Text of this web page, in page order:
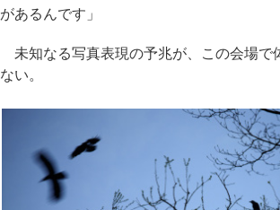
があるんです」
未知なる写真表現の予兆が、この会場で
ない。